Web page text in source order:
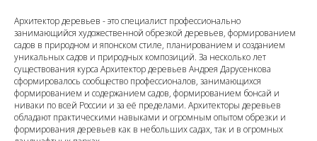
Архитектор деревьев - это специалист профессионально
занимающийся художественной обрезкой деревьев, формированием
садов в природном и японском стиле, планированием и созданием
уникальных садов и природных композиций. За несколько лет
существования курса Архитектор деревьев Андрея Дарусенкова
сформировалось сообщество профессионалов, занимающихся
формированием и содержанием садов, формированием бонсай и
ниваки по всей России и за её пределами. Архитекторы деревьев
обладают практическими навыками и огромным опытом обрезки и
формирования деревьев как в небольших садах, так и в огромных